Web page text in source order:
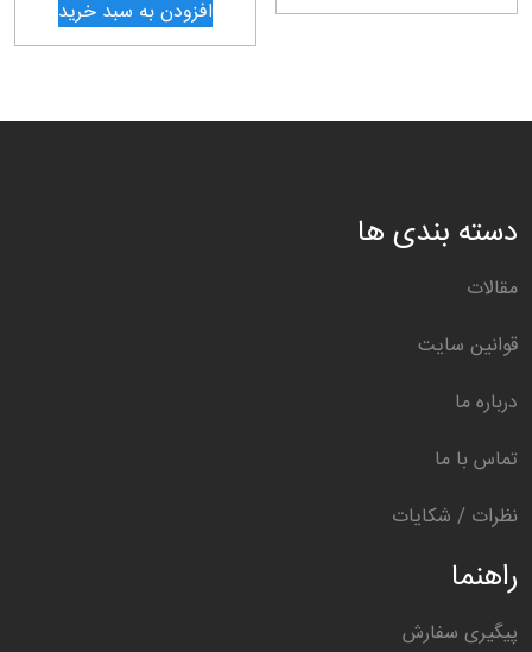
افزودن به سبد خرید
دسته بندی ها
مقالات
قوانین سایت
درباره ما
تماس با ما
نظرات / شکایات
راهنما
پیگیری سفارش